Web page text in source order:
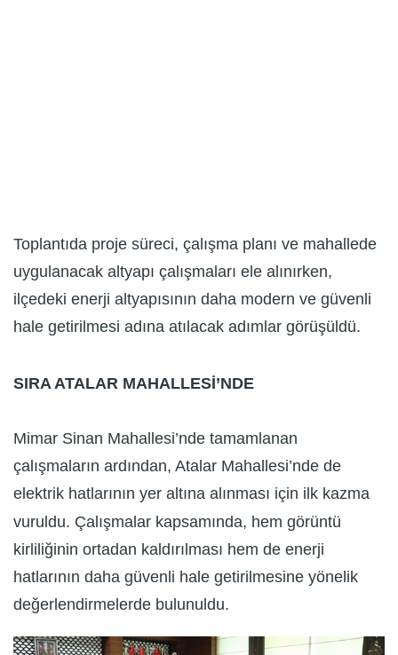
Toplantıda proje süreci, çalışma planı ve mahallede
uygulanacak altyapı çalışmaları ele alınırken,
ilçedeki enerji altyapısının daha modern ve güvenli
hale getirilmesi adına atılacak adımlar görüşüldü.
SIRA ATALAR MAHALLESİ’NDE
Mimar Sinan Mahallesi’nde tamamlanan
çalışmaların ardından, Atalar Mahallesi’nde de
elektrik hatlarının yer altına alınması için ilk kazma
vuruldu. Çalışmalar kapsamında, hem görüntü
kirliliğinin ortadan kaldırılması hem de enerji
hatlarının daha güvenli hale getirilmesine yönelik
değerlendirmelerde bulunuldu.